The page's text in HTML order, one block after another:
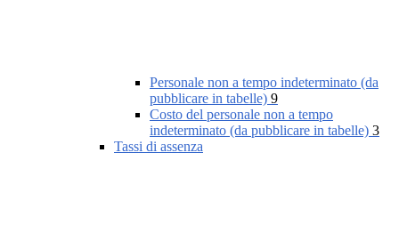
Personale non a tempo indeterminato (da
pubblicare in tabelle) 9
Costo del personale non a tempo
indeterminato (da pubblicare in tabelle) 3
Tassi di assenza